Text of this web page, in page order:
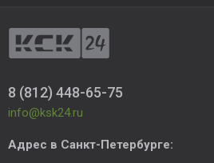
8 (812) 448-65-75
info@ksk24.ru
Адрес в Санкт-Петербурге: